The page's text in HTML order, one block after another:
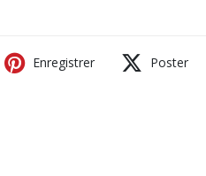
Enregistrer Poster